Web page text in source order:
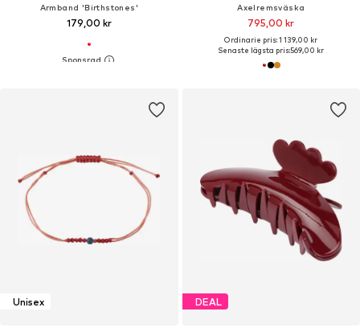
Armband 'Birthstones'
179,00 kr
Axelremsväska
795,00 kr
Ordinarie pris: 1 139,00 kr
Senaste lägsta pris:569,00 kr
Unisex DEAL